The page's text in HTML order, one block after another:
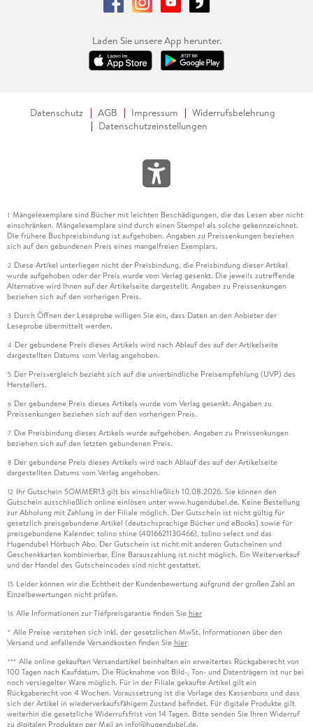
Laden Sie unsere App herunter.
Datenschutz AGB Impressum
Widerrufsbelehrung
Datenschutzeinstellungen
1 Mängelexemplare sind Bücher mit leichten Beschädigungen, die das Lesen aber nicht
einschränken. Mängelexemplare sind durch einen Stempel als solche gekennzeichnet.
Die frühere Buchpreisbindung ist aufgehoben. Angaben zu Preissenkungen beziehen
sich auf den gebundenen Preis eines mangelfreien Exemplars.
2 Diese Artikel unterliegen nicht der Preisbindung, die Preisbindung dieser Artikel
wurde aufgehoben oder der Preis wurde vom Verlag gesenkt. Die jeweils zutreffende
Alternative wird Ihnen auf der Artikelseite dargestellt. Angaben zu Preissenkungen
beziehen sich auf den vorherigen Preis.
3 Durch Öffnen der Leseprobe willigen Sie ein, dass Daten an den Anbieter der
Leseprobe übermittelt werden.
4 Der gebundene Preis dieses Artikels wird nach Ablauf des auf der Artikelseite
dargestellten Datums vom Verlag angehoben.
5 Der Preisvergleich bezieht sich auf die unverbindliche Preisempfehlung (UVP) des
Herstellers.
6 Der gebundene Preis dieses Artikels wurde vom Verlag gesenkt. Angaben zu
Preissenkungen beziehen sich auf den vorherigen Preis.
7 Die Preisbindung dieses Artikels wurde aufgehoben. Angaben zu Preissenkungen
beziehen sich auf den letzten gebundenen Preis.
8 Der gebundene Preis dieses Artikels wird nach Ablauf des auf der Artikelseite
dargestellten Datums vom Verlag angehoben.
12 Ihr Gutschein SOMMER13 gilt bis einschließlich 10.08.2026. Sie können den
Gutschein ausschließlich online einlösen unter www.hugendubel.de. Keine Bestellung
zur Abholung mit Zahlung in der Filiale möglich. Der Gutschein ist nicht gültig für
gesetzlich preisgebundene Artikel (deutschsprachige Bücher und eBooks) sowie für
preisgebundene Kalender, tolino shine (4016621130466), tolino select und das
Hugendubel Hörbuch Abo. Der Gutschein ist nicht mit anderen Gutscheinen und
Geschenkkarten kombinierbar. Eine Barauszahlung ist nicht möglich. Ein Weiterverkauf
und der Handel des Gutscheincodes sind nicht gestattet.
15 Leider können wir die Echtheit der Kundenbewertung aufgrund der großen Zahl an
Einzelbewertungen nicht prüfen.
16 Alle Informationen zur Tiefpreisgarantie finden Sie hier
* Alle Preise verstehen sich inkl. der gesetzlichen MwSt. Informationen über den
Versand und anfallende Versandkosten finden Sie hier
*** Alle online gekauften Versandartikel beinhalten ein erweitertes Rückgaberecht von
100 Tagen nach Kaufdatum. Die Rücknahme von Bild-, Ton- und Datenträgern ist nur bei
noch versiegelter Ware möglich. Für in der Filiale gekaufte Artikel gilt ein
Rückgaberecht von 4 Wochen. Voraussetzung ist die Vorlage des Kassenbons und dass
sich der Artikel in wiederverkaufsfähigem Zustand befindet. Für digitale Produkte gilt
weiterhin die gesetzliche Widerrufsfrist von 14 Tagen. Bitte senden Sie Ihren Widerruf
zu digitalen Produkten per Mail an info@hugendubel.de.